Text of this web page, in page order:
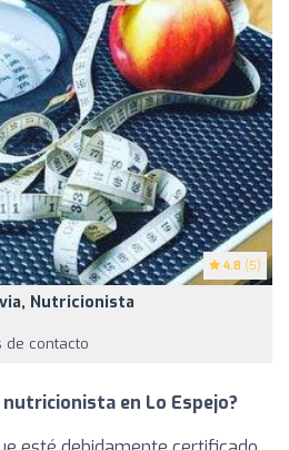
4.8 (5)
Nutricionista
de contacto
en Lo Espejo?